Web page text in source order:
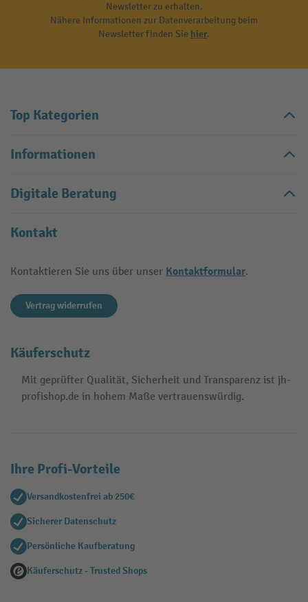
Newsletter zu erhalten.
Nähere Informationen zur Datenverarbeitung beim
Newsletter finden Sie hier.
Top Kategorien
Informationen
Digitale Beratung
Kontakt
Kontaktieren Sie uns über unser Kontaktformular.
Vertrag widerrufen
Käuferschutz
Mit geprüfter Qualität, Sicherheit und Transparenz ist jh-
profishop.de in hohem Maße vertrauenswürdig.
Ihre Profi-Vorteile
Versandkostenfrei ab 250€
Sicherer Datenschutz
Persönliche Kaufberatung
Käuferschutz - Trusted Shops